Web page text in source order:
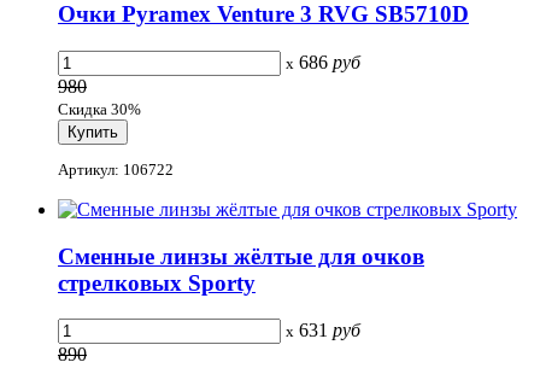
Очки Pyramex Venture 3 RVG SB5710D
x 686 руб
980
Скидка 30%
Артикул: 106722
Сменные линзы жёлтые для очков
стрелковых Sporty
x 631 руб
890